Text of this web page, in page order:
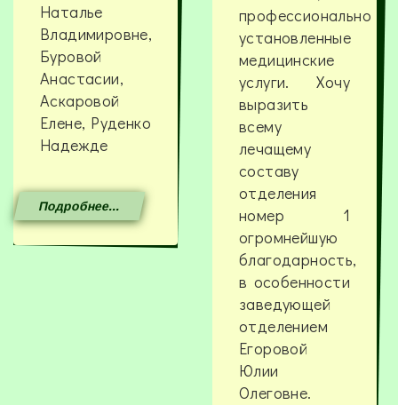
Наталье
Владимировне,
Буровой
Анастасии,
Аскаровой
Елене, Руденко
Надежде
Подробнее...
профессионально
установленные
медицинские
услуги. Хочу
выразить
всему
лечащему
составу
отделения
номер 1
огромнейшую
благодарность,
в особенности
заведующей
отделением
Егоровой
Юлии
Олеговне.